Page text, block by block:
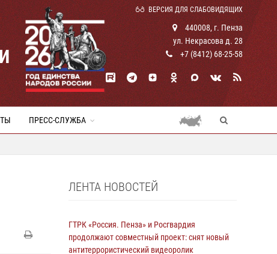
ВЕРСИЯ ДЛЯ СЛАБОВИДЯЩИХ
440008, г. Пенза
ул. Некрасова д. 28
+7 (8412) 68-25-58
ПРЕСС-СЛУЖБА
ЛЕНТА НОВОСТЕЙ
ГТРК «Россия. Пенза» и Росгвардия
продолжают совместный проект: снят новый
антитеррористический видеоролик